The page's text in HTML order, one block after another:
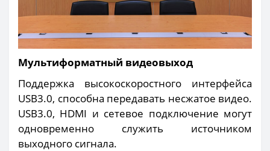
Мультиформатный видеовыход
Поддержка высокоскоростного интерфейса
USB3.0, способна передавать несжатое видео.
USB3.0, HDMI и сетевое подключение могут
одновременно служить источником
выходного сигнала.